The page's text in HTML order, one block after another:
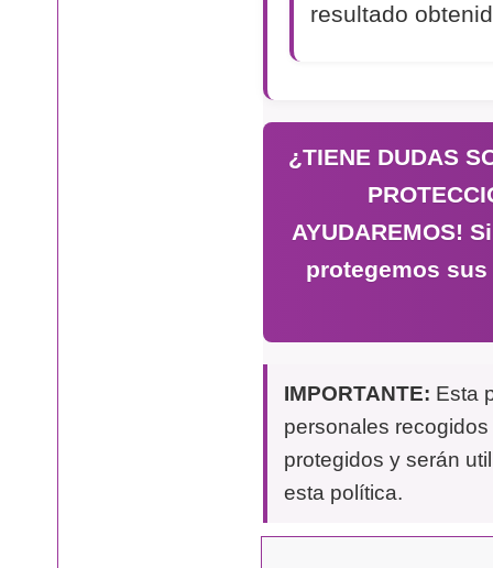
resultado
¿TIENE DUDAS
AYUDAREMOS!
protegemos
IMPORTANTE: Esta
personales
protegidos y serán
esta política.